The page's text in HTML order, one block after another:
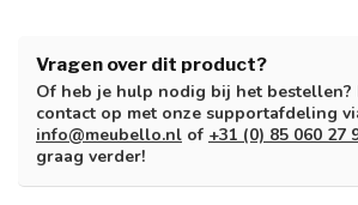
Vragen over dit product?
Of heb je hulp nodig bij het bestellen?
contact op met onze supportafdeling
info@meubello.nl of +31 (0) 85 060 27
graag verder!